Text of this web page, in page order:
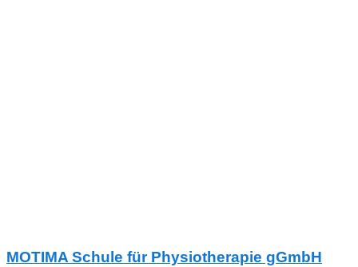
MOTIMA Schule für Physiotherapie gGmbH